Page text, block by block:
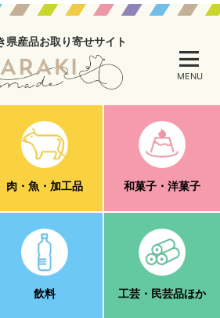
県産品お取り寄せサイト
MENU
肉・魚・加工品 和菓子・洋菓子
飲料 工芸・民芸品ほか